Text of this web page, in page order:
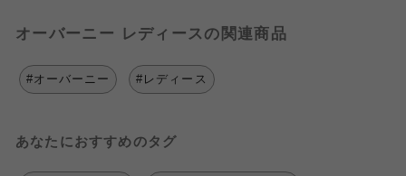
オーバーニー レディースの関連商品
#オーバーニー #レディース
あなたにおすすめのタグ